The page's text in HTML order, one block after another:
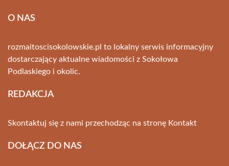
O NAS
rozmaitoscisokolowskie.pl to lokalny serwis informacyjny
dostarczający aktualne wiadomości z Sokołowa
Podlaskiego i okolic.
REDAKCJA
Skontaktuj się z nami przechodząc na stronę Kontakt
DOŁĄCZ DO NAS